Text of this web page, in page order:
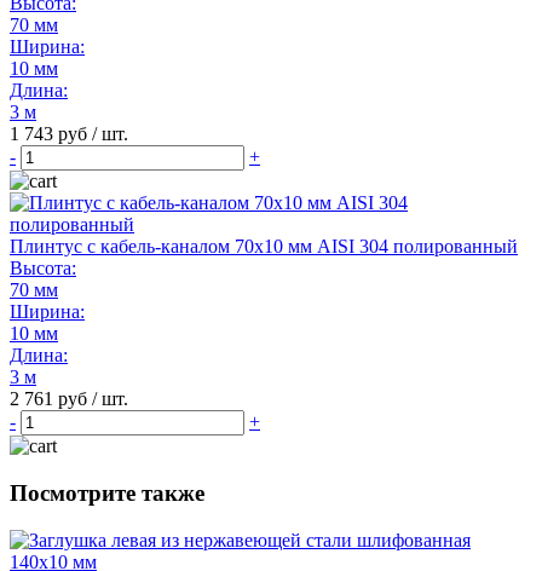
70 мм
Ширина:
10 мм
Длина:
3 м
1 743 руб / шт.
-
+
Плинтус с кабель-каналом 70х10 мм AISI 304 полированный
Высота:
70 мм
Ширина:
10 мм
Длина:
3 м
2 761 руб / шт.
-
+
Посмотрите также